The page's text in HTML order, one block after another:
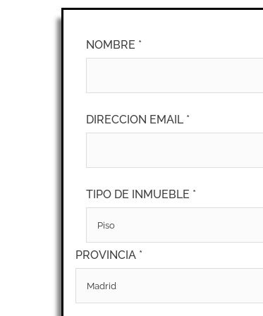
NOMBRE *
DIRECCION EMAIL *
TIPO DE INMUEBLE *
PROVINCIA *